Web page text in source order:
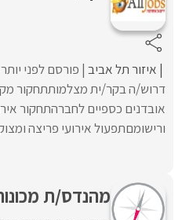
איזור תל אביב פורסם לפני
דרוש/ה בקר/ית מצלמותתחקור
אובדנים כספיים לחברהתחקור
ורישומםתפעול אירועי פריצה
מהנדס/ת